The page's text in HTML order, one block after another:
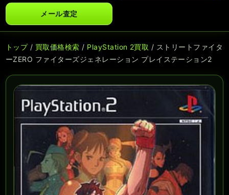
メール査定
トップ/ 買取価格検索 / PlayStation 2買取 / ストリートファイタ
ーZERO ファイターズジェネレーション プレイステーション2